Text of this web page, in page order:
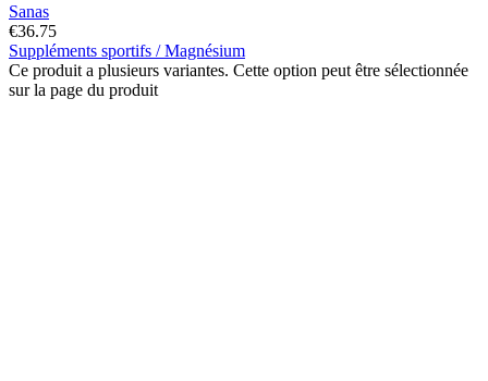
Sanas
€36.75
Suppléments sportifs / Magnésium
Ce produit a plusieurs variantes. Cette option peut être sélectionnée
sur la page du produit